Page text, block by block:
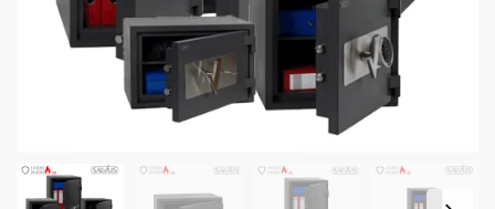
met
installatie
Alarmsystemen
Camera's
&
Account Contact Help Wagen